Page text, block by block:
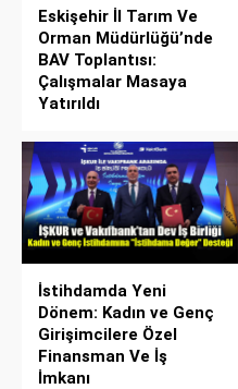
Eskişehir İl Tarım Ve
Orman Müdürlüğü’nde
BAV Toplantısı:
Çalışmalar Masaya
Yatırıldı
İstihdamda Yeni
Dönem: Kadın ve Genç
Girişimcilere Özel
Finansman Ve İş
İmkanı